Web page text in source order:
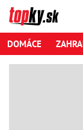
DOMÁCE